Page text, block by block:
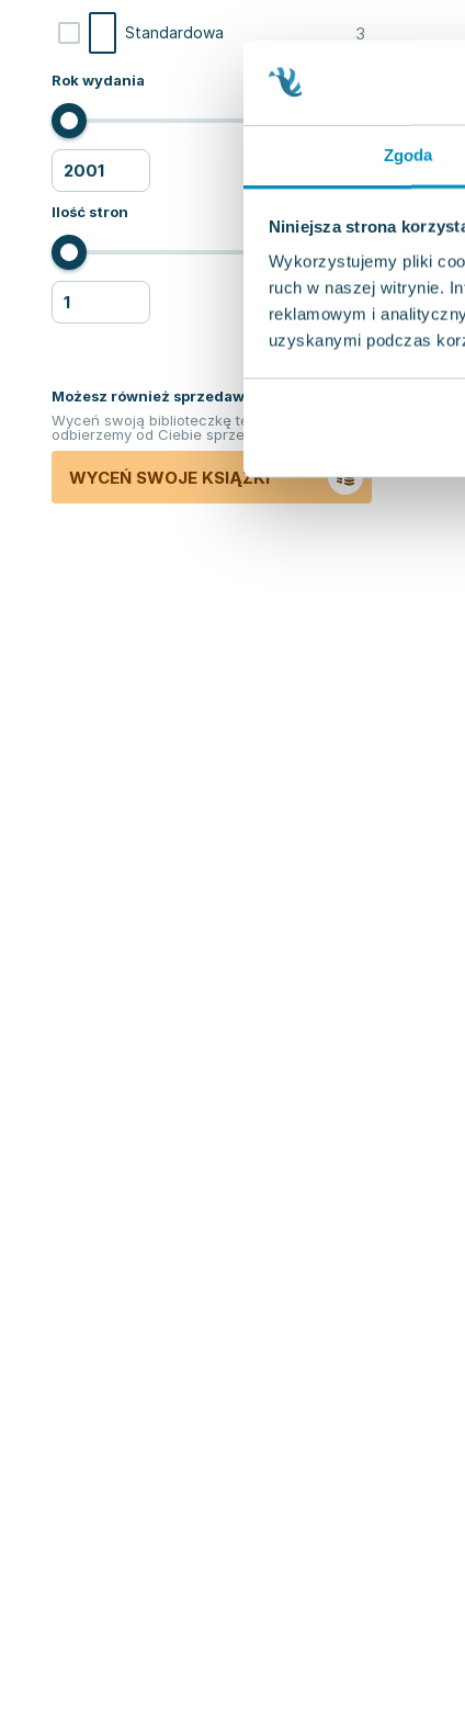
Zgoda
Niniejsza strona
Wykorzystujemy pliki
ruch w naszej witrynie.
reklamowym i
uzyskanymi podczas
Standardowa 3
Rok wydania
Ilość stron
Możesz również sprzedawać ksiązki!
Wyceń swoją biblioteczkę teraz. Odkupimy i
odbierzemy od Ciebie sprzedane książki.
WYCEŃ SWOJE KSIĄŻKI